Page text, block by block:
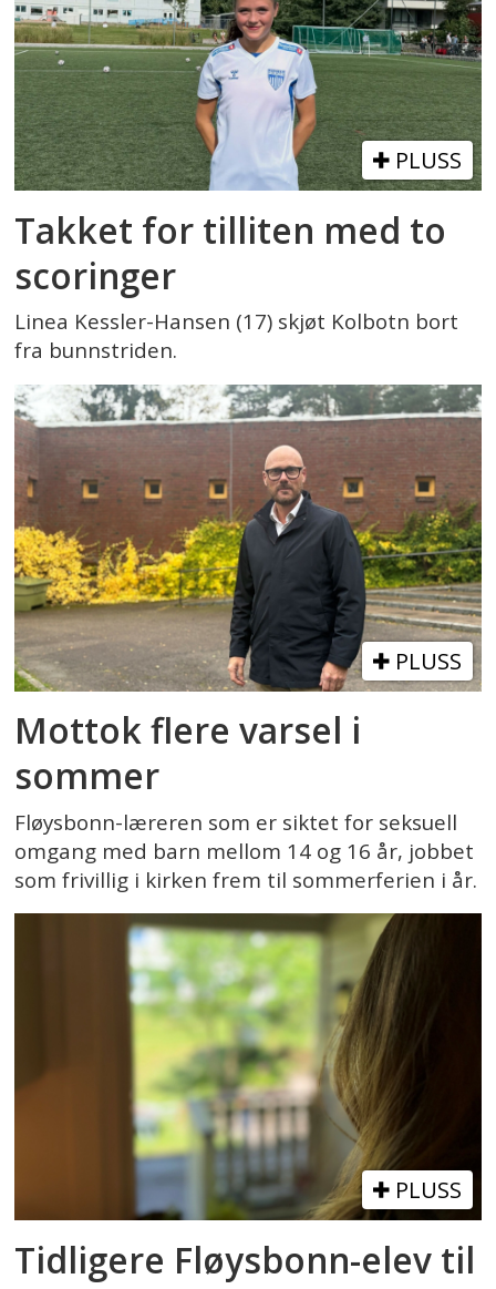
PLUSS
Takket for tilliten med to
scoringer
Linea Kessler-Hansen (17) skjøt Kolbotn bort
fra bunnstriden.
PLUSS
Mottok flere varsel i
sommer
Fløysbonn-læreren som er siktet for seksuell
omgang med barn mellom 14 og 16 år, jobbet
som frivillig i kirken frem til sommerferien i år.
PLUSS
Tidligere Fløysbonn-elev til